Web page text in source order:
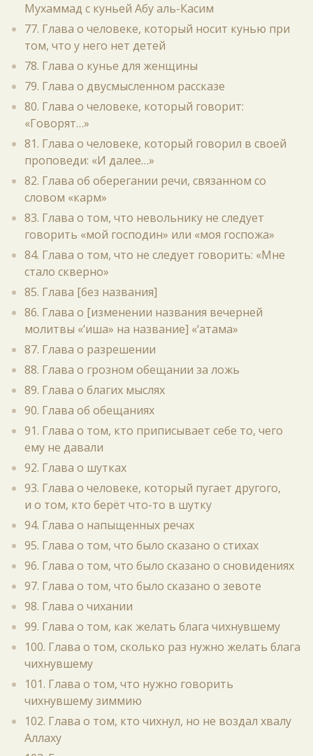
Мухаммад с куньей Абу аль-Касим
77. Глава о человеке, который носит кунью при
том, что у него нет детей
78. Глава о кунье для женщины
79. Глава о двусмысленном рассказе
80. Глава о человеке, который говорит:
«Говорят…»
81. Глава о человеке, который говорил в своей
проповеди: «И далее…»
82. Глава об оберегании речи, связанном со
словом «карм»
83. Глава о том, что невольнику не следует
говорить «мой господин» или «моя госпожа»
84. Глава о том, что не следует говорить: «Мне
стало скверно»
85. Глава [без названия]
86. Глава о [изменении названия вечерней
молитвы «‘иша» на название] «‘атама»
87. Глава о разрешении
88. Глава о грозном обещании за ложь
89. Глава о благих мыслях
90. Глава об обещаниях
91. Глава о том, кто приписывает себе то, чего
ему не давали
92. Глава о шутках
93. Глава о человеке, который пугает другого,
и о том, кто берёт что-то в шутку
94. Глава о напыщенных речах
95. Глава о том, что было сказано о стихах
96. Глава о том, что было сказано о сновидениях
97. Глава о том, что было сказано о зевоте
98. Глава о чихании
99. Глава о том, как желать блага чихнувшему
100. Глава о том, сколько раз нужно желать блага
чихнувшему
101. Глава о том, что нужно говорить
чихнувшему зиммию
102. Глава о том, кто чихнул, но не воздал хвалу
Аллаху